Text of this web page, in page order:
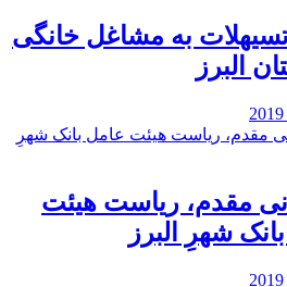
تسیهلات به مشاغل خانگی
البرز
مقدم، ریاست هیئت
شهرِ البرز